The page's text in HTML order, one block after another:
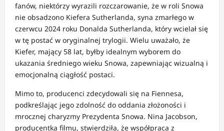
fanów, niektórzy wyrazili rozczarowanie, że w roli Snowa
nie obsadzono Kiefera Sutherlanda, syna zmarłego w
czerwcu 2024 roku Donalda Sutherlanda, który wcielał się
w tę postać w oryginalnej trylogii. Wielu uważało, że
Kiefer, mający 58 lat, byłby idealnym wyborem do
ukazania średniego wieku Snowa, zapewniając wizualną i
emocjonalną ciągłość postaci.
Mimo to, producenci zdecydowali się na Fiennesa,
podkreślając jego zdolność do oddania złożoności i
mrocznej charyzmy Prezydenta Snowa. Nina Jacobson,
producentka filmu, stwierdziła, że współpraca z